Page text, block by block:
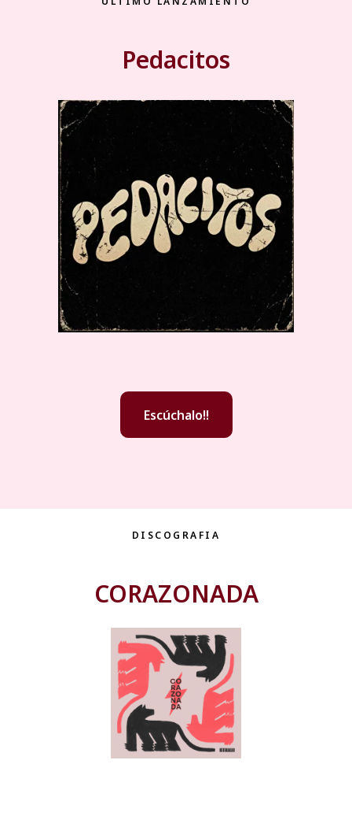
Pedacitos
Escúchalo!!
DISCOGRAFIA
CORAZONADA